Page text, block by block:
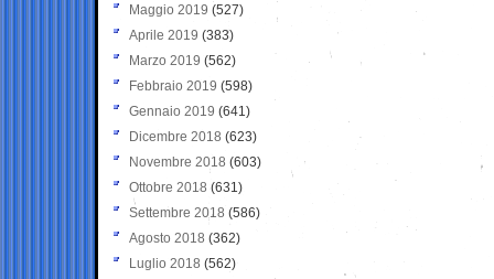
Maggio 2019 (527)
Aprile 2019 (383)
Marzo 2019 (562)
Febbraio 2019 (598)
Gennaio 2019 (641)
Dicembre 2018 (623)
Novembre 2018 (603)
Ottobre 2018 (631)
Settembre 2018 (586)
Agosto 2018 (362)
Luglio 2018 (562)